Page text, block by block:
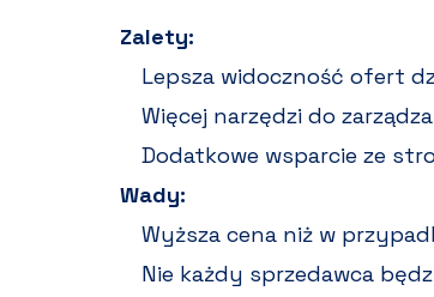
Zalety:
Lepsza widoczność ofert
Więcej narzędzi do
Dodatkowe wsparcie ze
Wady:
Wyższa cena niż w
Nie każdy sprzedawca